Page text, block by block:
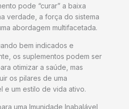
pode “curar” a baixa
verdade, a força do sistema
abordagem multifacetada.
bem indicados e
os suplementos podem ser
otimizar a saúde, mas
os pilares de uma
e um estilo de vida ativo.
uma Imunidade Inabalável